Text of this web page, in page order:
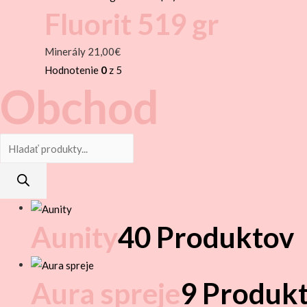
Fluorit 519 gr
Minerály 21,00€
Hodnotenie 0 z 5
Obchod
Products
search
Aunity40 Produktov
Aura spreje9